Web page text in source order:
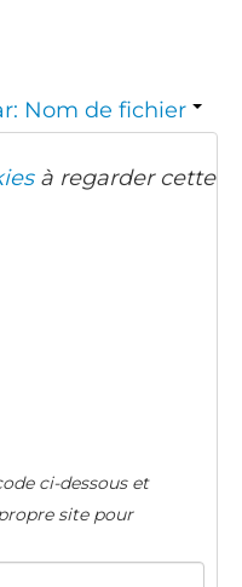
Nom de fichier
à regarder cette
ci-dessous et
site pour